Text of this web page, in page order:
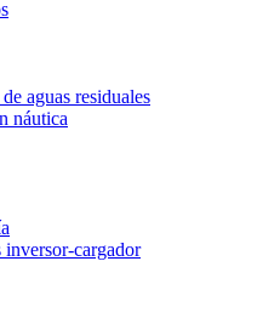
aguas residuales
náutica
inversor-cargador